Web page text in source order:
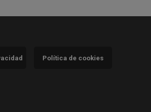
Política de cookies